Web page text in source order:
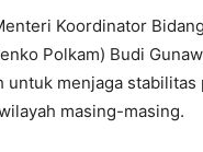
Koordinator
Polkam) Budi
untuk menjaga stabilitas
masing-masing.